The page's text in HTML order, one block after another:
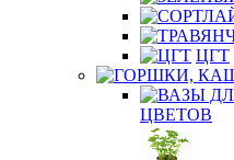
ЦГТ
ЦВЕТОВ